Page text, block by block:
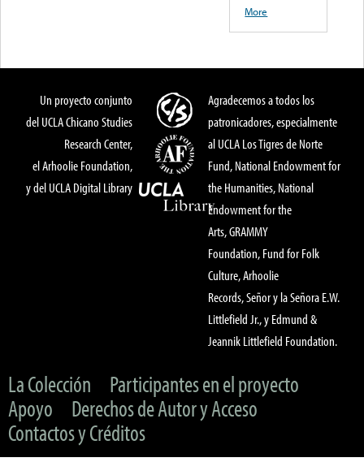
More
Un proyecto conjunto
del UCLA Chicano Studies
Research Center,
el Arhoolie Foundation,
y del UCLA Digital Library
Agradecemos a todos los
patronicadores, especialmente
al UCLA Los Tigres de Norte
Fund, National Endowment for
the Humanities, National
Endowment for the
Arts, GRAMMY
Foundation, Fund for Folk
Culture, Arhoolie
Records, Señor y la Señora E.W.
Littlefield Jr., y Edmund &
Jeannik Littlefield Foundation.
La Colección
Participantes en el proyecto
Apoyo
Derechos de Autor y Acceso
Contactos y Créditos